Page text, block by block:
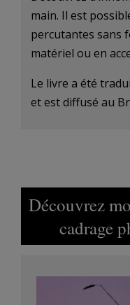
main. Il est
percutantes sans
matériel ou en
Le livre a été
et est diffusé au
Découvrez
cadrage